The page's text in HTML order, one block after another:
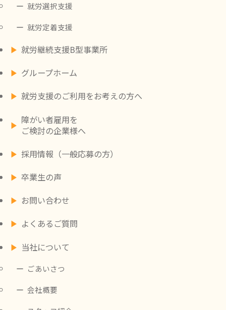
就労選択支援
就労定着支援
就労継続支援B型事業所
グループホーム
就労支援のご利用をお考えの方へ
障がい者雇用を
ご検討の企業様へ
採用情報（一般応募の方）
卒業生の声
お問い合わせ
よくあるご質問
当社について
ごあいさつ
会社概要